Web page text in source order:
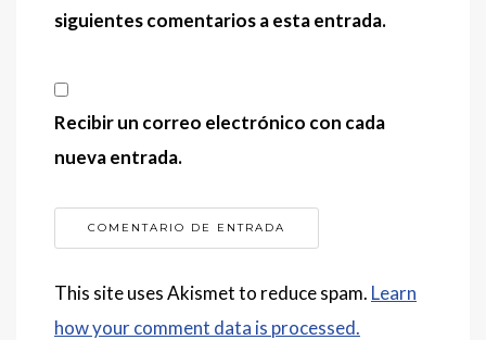
siguientes comentarios a esta entrada.
Recibir un correo electrónico con cada
nueva entrada.
This site uses Akismet to reduce spam. Learn
how your comment data is processed.